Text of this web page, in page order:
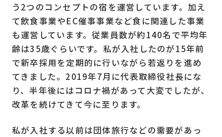
う2つのコンセプトの宿を運営しています。加え
て飲食事業やEC催事事業など食に関連した事業
も運営しています。従業員数が約140名で平均年
齢は35歳ぐらいです。私が入社したのが15年前
で新卒採用を定期的に行いながら若返りを進め
てきました。2019年7月に代表取締役社長にな
り、半年後にはコロナ禍があって大変でしたが、
改革を続けてきて今に至ります。
私が入社する以前は団体旅行などの需要があっ